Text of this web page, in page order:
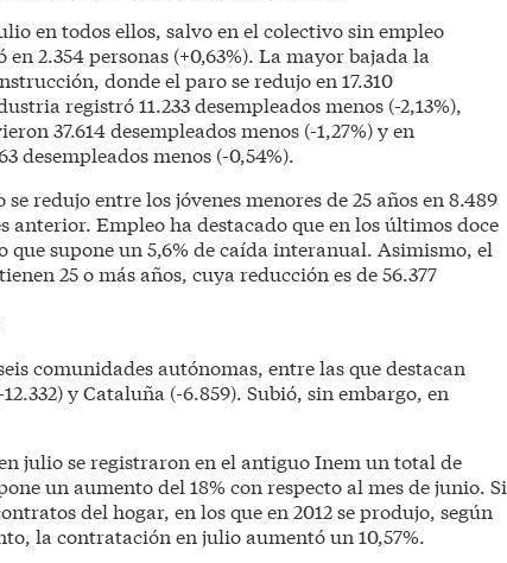
en todos ellos, salvo en el colectivo sin empleo
2.354 personas (+0,63%). La mayor bajada la
donde el paro se redujo en 17.310
registró 11.233 desempleados menos (-2,13%),
37.614 desempleados menos (-1,27%) y en
desempleados menos (-0,54%).
redujo entre los jóvenes menores de 25 años en 8.489
anterior. Empleo ha destacado que en los últimos doce
que supone un 5,6% de caída interanual. Asimismo, el
25 o más años, cuya reducción es de 56.377
comunidades autónomas, entre las que destacan
y Cataluña (-6.859). Subió, sin embargo, en
julio se registraron en el antiguo Inem un total de
un aumento del 18% con respecto al mes de junio. Si
del hogar, en los que en 2012 se produjo, según
la contratación en julio aumentó un 10,57%.